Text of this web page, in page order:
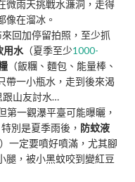
微雨天挑戰水濂洞，走得
像在溜冰。
回加停留拍照，至少抓
用水（夏季至少1000-
（飯糰、麵包、能量棒、
帶一小瓶水，走到後來渴
跟山友討水…
第一觀瀑平臺可能曝曬，
別是夏季雨後， 防蚊液
一定要噴好噴滿，尤其腳
腿，被小黑蚊咬到變紅豆